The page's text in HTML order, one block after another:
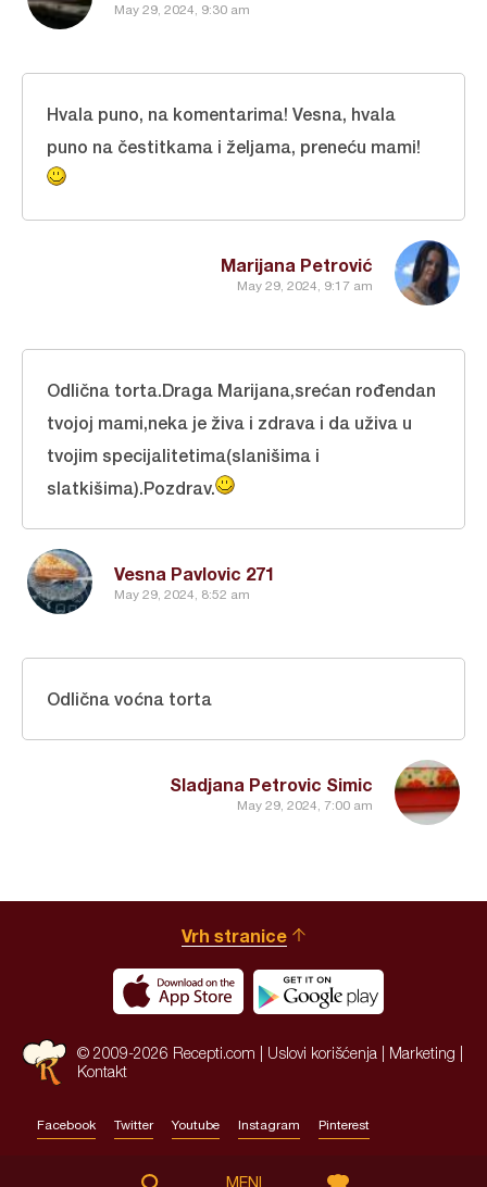
May 29, 2024, 9:30 am
Marijana Petrović
May 29, 2024, 9:17 am
Hvala puno, na komentarima! Vesna, hvala
puno na čestitkama i željama, preneću mami!
Vesna Pavlovic 271
May 29, 2024, 8:52 am
Odlična torta.Draga Marijana,srećan rođendan
tvojoj mami,neka je živa i zdrava i da uživa u
tvojim specijalitetima(slanišima i
slatkišima).Pozdrav.
Sladjana Petrovic Simic
May 29, 2024, 7:00 am
Odlična voćna torta
Vrh stranice
© 2009-2026 Recepti.com | Uslovi korišćenja Marketing
Kontakt
Facebook Twitter Youtube Instagram Pinterest